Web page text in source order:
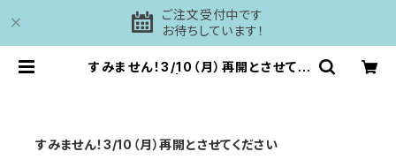
ご注文受付中です
お待ちしています！
すみません！3/10（月）再開とさせてく
すみません！3/10（月）再開とさせてください